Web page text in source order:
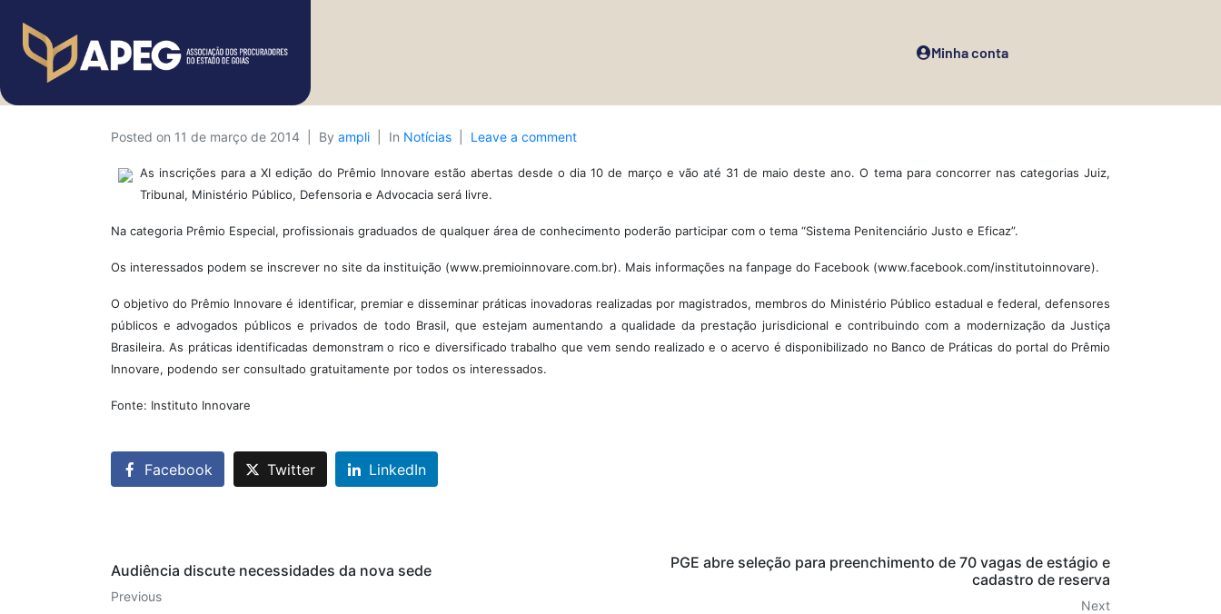
Minha conta
Posted on 11 de março de 2014 By ampli In Notícias Leave a comment
As inscrições para a XI edição do Prêmio Innovare estão abertas desde o dia 10 de março e vão até 31 de maio deste ano. O tema para concorrer nas categorias Juiz,
Tribunal, Ministério Público, Defensoria e Advocacia será livre.
Na categoria Prêmio Especial, profissionais graduados de qualquer área de conhecimento poderão participar com o tema “Sistema Penitenciário Justo e Eficaz”.
Os interessados podem se inscrever no site da instituição (www.premioinnovare.com.br). Mais informações na fanpage do Facebook (www.facebook.com/institutoinnovare).
O objetivo do Prêmio Innovare é identificar, premiar e disseminar práticas inovadoras realizadas por magistrados, membros do Ministério Público estadual e federal, defensores
públicos e advogados públicos e privados de todo Brasil, que estejam aumentando a qualidade da prestação jurisdicional e contribuindo com a modernização da Justiça
Brasileira. As práticas identificadas demonstram o rico e diversificado trabalho que vem sendo realizado e o acervo é disponibilizado no Banco de Práticas do portal do Prêmio
Innovare, podendo ser consultado gratuitamente por todos os interessados.
Fonte: Instituto Innovare
Facebook Twitter LinkedIn
Audiência discute necessidades da nova sede
Previous
PGE abre seleção para preenchimento de 70 vagas de estágio e
cadastro de reserva
Next